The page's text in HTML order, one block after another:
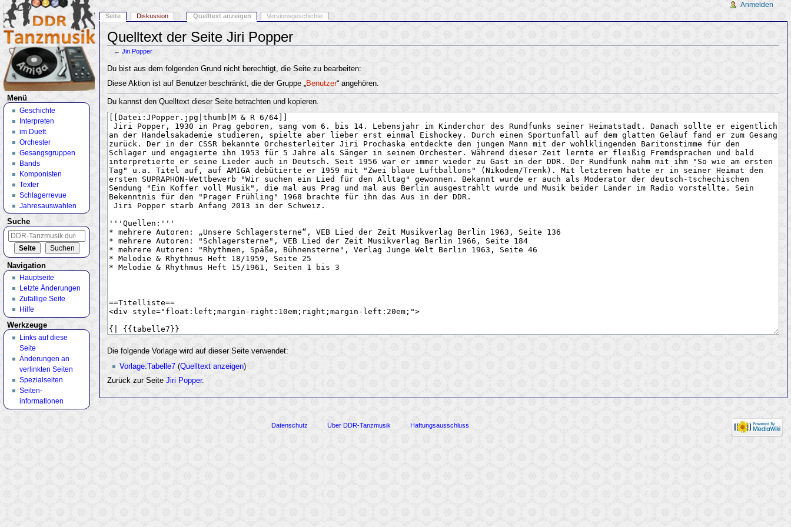
Quelltext der Seite Jiri Popper
← Jiri Popper
Du bist aus dem folgenden Grund nicht berechtigt, die Seite zu bearbeiten:
Diese Aktion ist auf Benutzer beschränkt, die der Gruppe „Benutzer“ angehören.
Du kannst den Quelltext dieser Seite betrachten und kopieren.
Die folgende Vorlage wird auf dieser Seite verwendet:
Vorlage:Tabelle7(Quelltext anzeigen)
Zurück zur SeiteJiri Popper.
Seite Diskussion Quelltext anzeigen Versionsgeschichte
Anmelden
Menü
Geschichte
Interpreten
im Duett
Orchester
Gesangsgruppen
Bands
Komponisten
Texter
Schlagerrevue
Jahresauswahlen
Suche
Navigation
Hauptseite
Letzte Änderungen
Zufällige Seite
Hilfe
Werkzeuge
Links auf diese
Seite
Änderungen an
verlinkten Seiten
Spezialseiten
Seiten­
informationen
Datenschutz Über DDR-Tanzmusik Haftungsausschluss